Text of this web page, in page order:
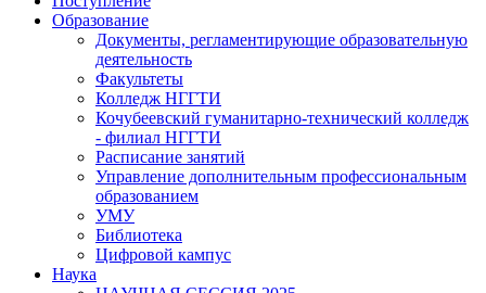
Образование
Документы, регламентирующие образовательную
деятельность
Факультеты
Колледж НГГТИ
Кочубеевский гуманитарно-технический колледж
- филиал НГГТИ
Расписание занятий
Управление дополнительным профессиональным
образованием
УМУ
Библиотека
Цифровой кампус
Наука